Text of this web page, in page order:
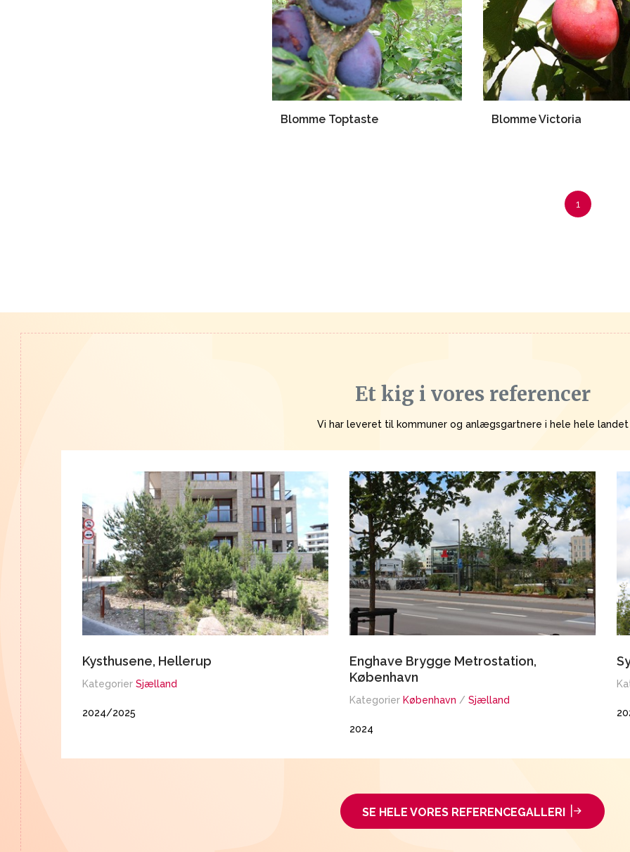
Blomme Toptaste Blomme Victoria
1
Et kig i vores referencer
Vi har leveret til kommuner og anlægsgartnere i hele hele landet
Kysthusene, Hellerup
Kategorier Sjælland
2024/2025
Enghave Brygge Metrostation,
København
Kategorier København / Sjælland
2024
SE HELE VORES REFERENCEGALLERI